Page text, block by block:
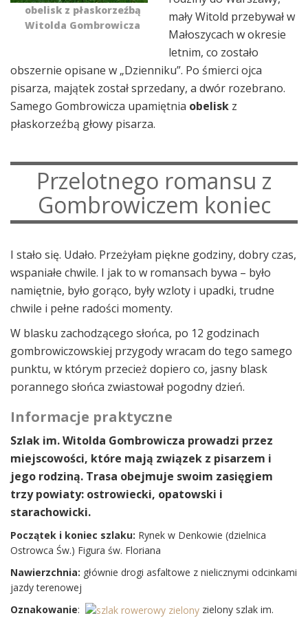
obelisk z płaskorzeźbą
Witolda Gombrowicza
mały Witold przebywał w
Małoszycach w okresie
letnim, co zostało
obszernie opisane w „Dzienniku”. Po śmierci ojca
pisarza, majątek został sprzedany, a dwór rozebrano.
Samego Gombrowicza upamiętnia obelisk z
płaskorzeźbą głowy pisarza.
Przelotnego romansu z
Gombrowiczem koniec
I stało się. Udało. Przeżyłam piękne godziny, dobry czas,
wspaniałe chwile. I jak to w romansach bywa – było
namiętnie, było gorąco, były wzloty i upadki, trudne
chwile i pełne radości momenty.
W blasku zachodzącego słońca, po 12 godzinach
gombrowiczowskiej przygody wracam do tego samego
punktu, w którym przecież dopiero co, jasny blask
porannego słońca zwiastował pogodny dzień.
Informacje praktyczne
Szlak im. Witolda Gombrowicza prowadzi przez
miejscowości, które mają związek z pisarzem i
jego rodziną. Trasa obejmuje swoim zasięgiem
trzy powiaty: ostrowiecki, opatowski i
starachowicki.
Początek i koniec szlaku: Rynek w Denkowie (dzielnica
Ostrowca Św.) Figura św. Floriana
Nawierzchnia: głównie drogi asfaltowe z nielicznymi odcinkami
jazdy terenowej
Oznakowanie:
zielony szlak im.